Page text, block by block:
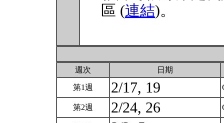
區 (連結)。
週次 日期
第1週 2/17, 19
第2週 2/24, 26